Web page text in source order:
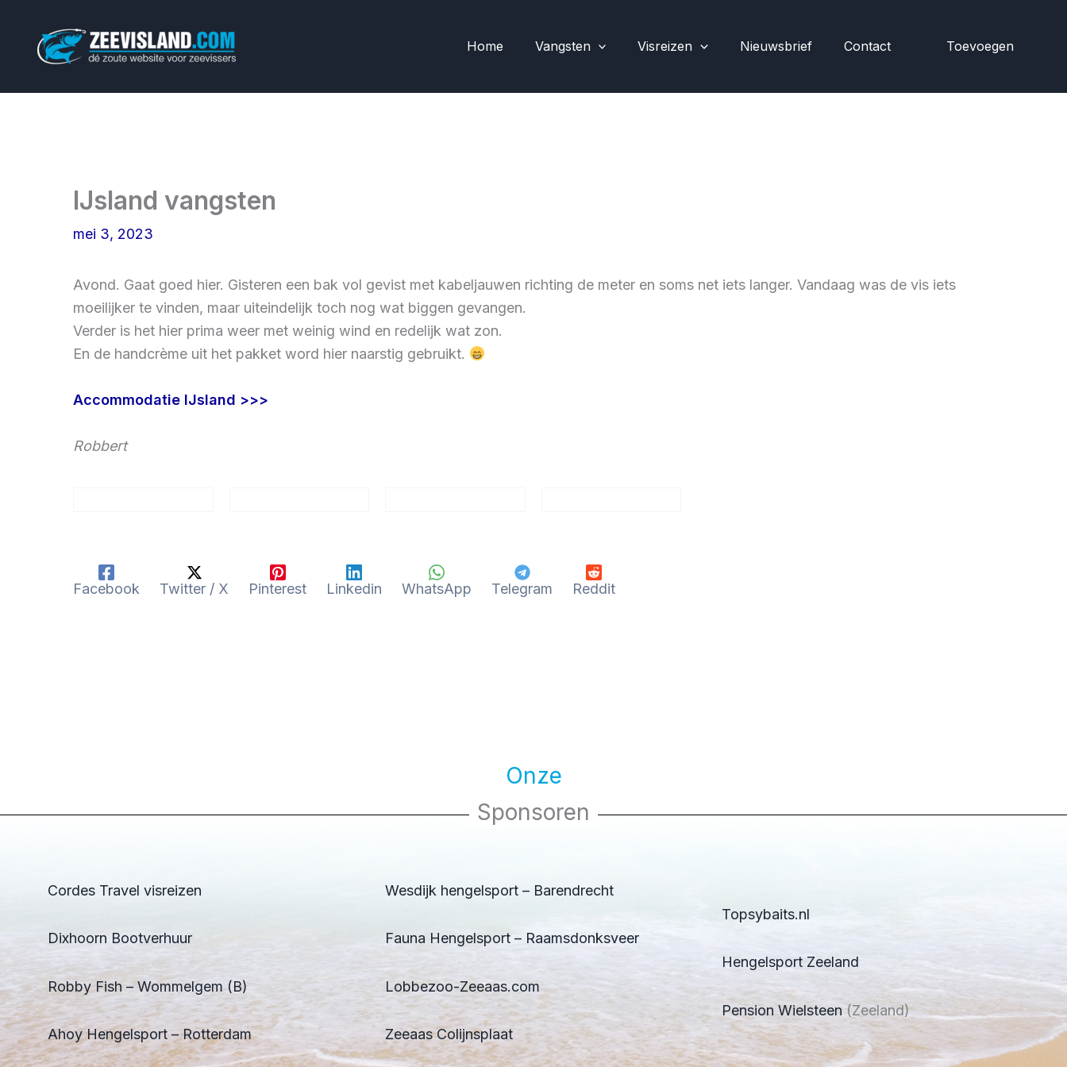
Home Vangsten Visreizen Nieuwsbrief Contact Toevoegen
IJsland vangsten
mei 3, 2023
Avond. Gaat goed hier. Gisteren een bak vol gevist met kabeljauwen richting de meter en soms net iets langer. Vandaag was de vis iets
moeilijker te vinden, maar uiteindelijk toch nog wat biggen gevangen.
Verder is het hier prima weer met weinig wind en redelijk wat zon.
En de handcrème uit het pakket word hier naarstig gebruikt.
Accommodatie IJsland >>>
Robbert
Facebook Twitter / X Pinterest Linkedin WhatsApp Telegram Reddit
Onze
Sponsoren
Cordes Travel visreizen
Dixhoorn Bootverhuur
Robby Fish – Wommelgem (B)
Ahoy Hengelsport – Rotterdam
Wesdijk hengelsport – Barendrecht
Fauna Hengelsport – Raamsdonksveer
Lobbezoo-Zeeaas.com
Zeeaas Colijnsplaat
Topsybaits.nl
Hengelsport Zeeland
Pension Wielsteen (Zeeland)